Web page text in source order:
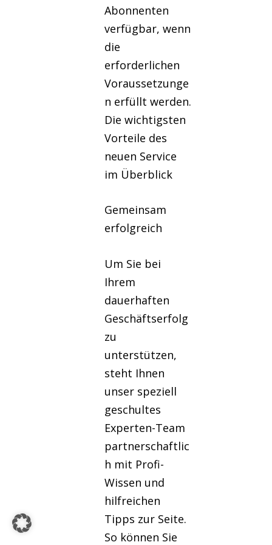
Abonnenten
verfügbar, wenn
die
erforderlichen
Voraussetzunge
n erfüllt werden.
Die wichtigsten
Vorteile des
neuen Service
im Überblick
Gemeinsam
erfolgreich
​Um Sie bei
Ihrem
dauerhaften
Geschäftserfolg
zu
unterstützen,
steht Ihnen
unser speziell
geschultes
Experten-Team
partnerschaftlic
h mit Profi-
Wissen und
hilfreichen
Tipps zur Seite.
So können Sie